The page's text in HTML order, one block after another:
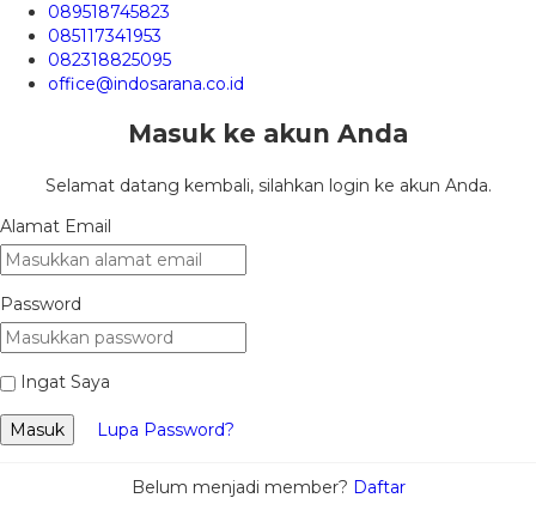
089518745823
085117341953
082318825095
office@indosarana.co.id
Masuk ke akun Anda
Selamat datang kembali, silahkan login ke akun Anda.
Alamat Email
Password
Ingat Saya
Masuk Lupa Password?
Belum menjadi member? Daftar